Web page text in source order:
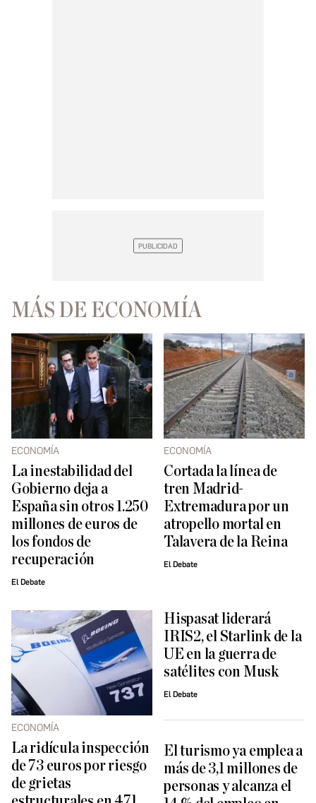
MÁS DE ECONOMÍA
ECONOMÍA
La inestabilidad del
Gobierno deja a
España sin otros 1.250
millones de euros de
los fondos de
recuperación
El Debate
ECONOMÍA
Cortada la línea de
tren Madrid-
Extremadura por un
atropello mortal en
Talavera de la Reina
El Debate
ECONOMÍA
La ridícula inspección
de 73 euros por riesgo
de grietas
Hispasat liderará
IRIS2, el Starlink de la
UE en la guerra de
satélites con Musk
El Debate
El turismo ya emplea a
más de 3,1 millones de
personas y alcanza el